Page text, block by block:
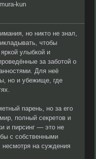
kun
но никто не знал,
чтобы
улыбкой и
за заботой о
Для неё
но и убежище, где
парень, но за его
полный секретов и
и пирсинг — это не
с собственными
на суждения